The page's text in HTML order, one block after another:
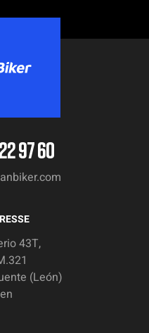
97 60
43T,
(León)